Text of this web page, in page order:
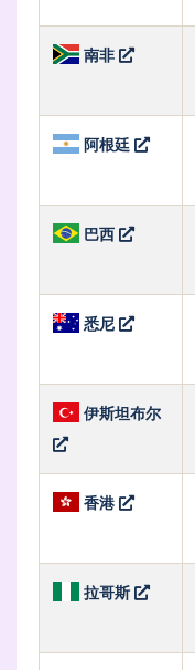
南非
阿根廷
巴西
悉尼
伊斯坦布尔
香港
拉哥斯